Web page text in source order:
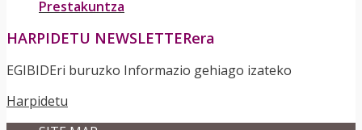
Prestakuntza
HARPIDETU NEWSLETTERera
EGIBIDEri buruzko Informazio gehiago izateko
Harpidetu